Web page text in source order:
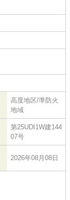
高度地区/準防火
地域
第25UDI1W建144
07号
2026年08月08日